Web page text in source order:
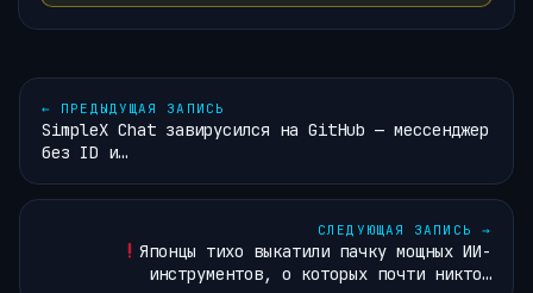
← ПРЕДЫДУЩАЯ ЗАПИСЬ
SimpleX Chat завирусился на GitHub — мессенджер
без ID и…
СЛЕДУЮЩАЯ ЗАПИСЬ →
Японцы тихо выкатили пачку мощных ИИ-
инструментов, о которых почти никто…